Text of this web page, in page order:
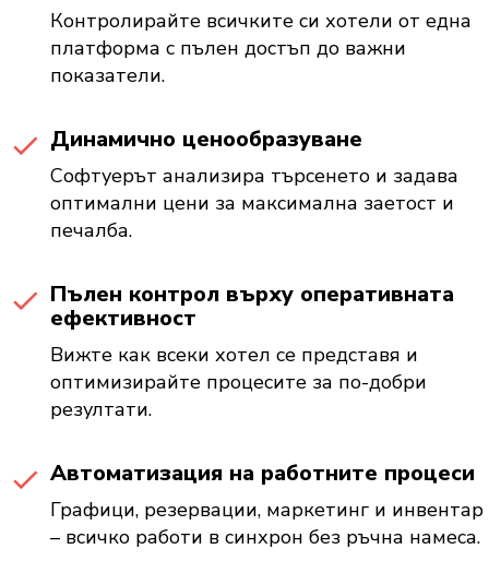
Контролирайте всичките си хотели от една
платформа с пълен достъп до важни
показатели.
Динамично ценообразуване
Софтуерът анализира търсенето и задава
оптимални цени за максимална заетост и
печалба.
Пълен контрол върху оперативната
ефективност
Вижте как всеки хотел се представя и
оптимизирайте процесите за по-добри
резултати.
Автоматизация на работните процеси
Графици, резервации, маркетинг и инвентар
– всичко работи в синхрон без ръчна намеса.